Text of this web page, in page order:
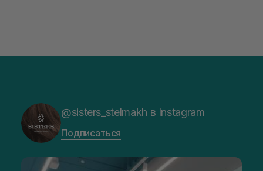
@sisters_stelmakh в Instagram
Подписаться